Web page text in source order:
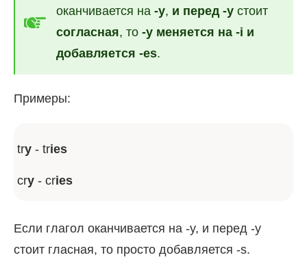
оканчивается на -y, и перед -y стоит
согласная, то -y меняется на -i и
добавляется -es.
Примеры:
try - tries
cry - cries
Если глагол оканчивается на -y, и перед -y
стоит гласная, то просто добавляется -s.